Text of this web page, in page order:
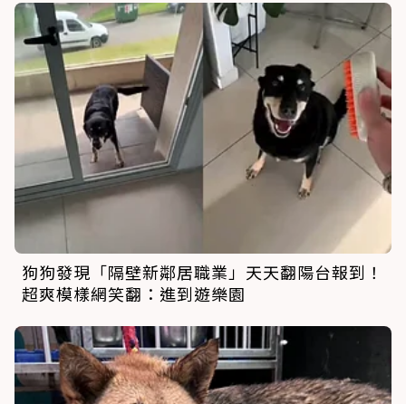
狗狗發現「隔壁新鄰居職業」天天翻陽台報到！
超爽模樣網笑翻：進到遊樂園